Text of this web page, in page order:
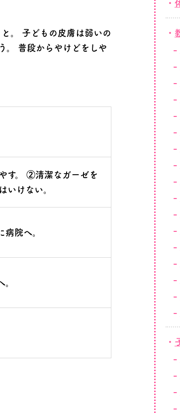
。 子どもの皮膚は弱いの
。 普段からやけどをしや
す。 ②清潔なガーゼを
いけない。
病院へ。